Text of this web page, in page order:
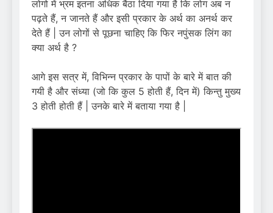
लोगो में भ्रम इतना अधिक बैठा दिया गया है कि लोग अब न
पढ़ते हैं, न जानते हैं और इसी प्रकार के अर्थ का अनर्थ कर
देते हैं | उन लोगों से पूछना चाहिए कि फिर नपुंसक लिंग का
क्या अर्थ है ?
आगे इस सत्र में, विभिन्न प्रकार के पापों के बारे में बात की
गयी है और संध्या (जो कि कुल 5 होती हैं, दिन में) किन्तु मुख्य
3 होती होती हैं | उनके बारे में बताया गया है |